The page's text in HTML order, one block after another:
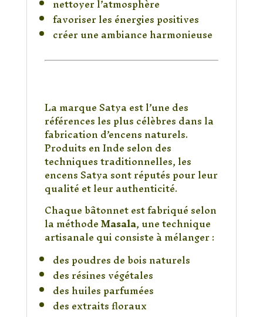
favoriser les énergies positives
créer une ambiance harmonieuse
Encens Satya : un
La marque Satya est l’une des
références les plus célèbres dans la
fabrication d’encens naturels.
Produits en Inde selon des
techniques traditionnelles, les
encens Satya sont réputés pour leur
qualité et leur authenticité.
Chaque bâtonnet est fabriqué selon
la méthodeMasala, une technique
artisanale qui consiste à mélanger :
des poudres de bois naturels
des résines végétales
des huiles parfumées
des extraits floraux